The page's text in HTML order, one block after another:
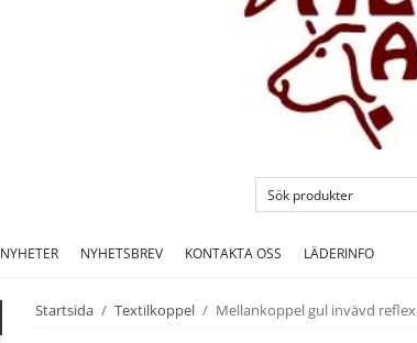
NYHETER NYHETSBREV KONTAKTA OSS LÄDERINFO
Startsida / Textilkoppel / Mellankoppel gul invävd reflex